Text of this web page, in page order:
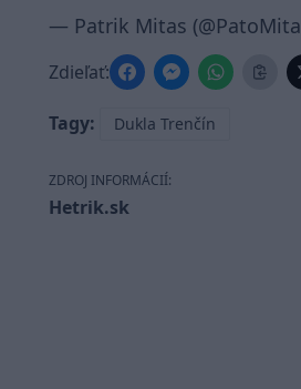
— Patrik Mitas
Zdieľať:
Tagy: Dukla Trenčín
ZDROJ INFORMÁCIÍ:
Hetrik.sk